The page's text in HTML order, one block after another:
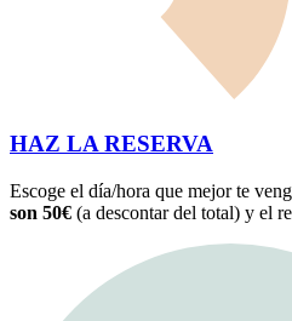
HAZ LA RESERVA
Escoge el día/hora que mejor te
son 50€ (a descontar del total) y el